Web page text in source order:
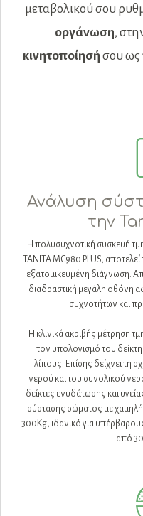
μεταβολικού σου
οργάνωση,
κινητοποίησή σου ως
Ανάλυση
την
Η πολυσυχνοτική συσκευή
ΤΑΝΙΤΑ MC980 PLUS, αποτελεί
εξατομικευμένη διάγνωση.
διαδραστική μεγάλη οθόνη
συχνοτήτων και
Η κλινικά ακριβής μέτρηση
τον υπολογισμό του
λίπους. Επίσης δείχνει τη
νερού και του συνολικού
δείκτες ενυδάτωσης και
σύστασης σώματος με
300Kg, ιδανικό για
από